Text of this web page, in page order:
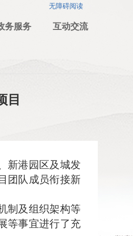
无障碍阅读
务服务 互动交流
目
新港园区及城发
团队成员衔接新
制及组织架构等
等事宜进行了充